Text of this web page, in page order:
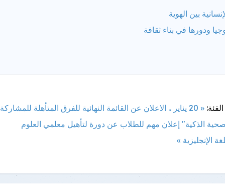
بين الهوية
ودورها في بناء ثقافة
« 20 يناير .. الاعلان عن القائمة النهائية للفرق المتأهلة للمشاركة
الذكية" إعلان مهم للطلاب عن دورة لتأهيل معلمي العلوم
الإنجليزية »